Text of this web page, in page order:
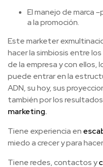
El manejo de marca
a la promoción.
Este marketer
hacer la simbiosis entre
de la empresa y con ellos,
puede entrar en la
ADN, su hoy, sus
también por los
marketing.
Tiene experiencia en
miedo a crecer y para
Tiene redes, contactos y